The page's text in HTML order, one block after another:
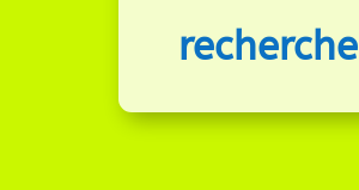
recherche